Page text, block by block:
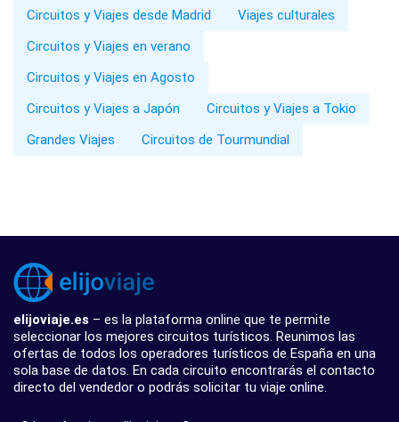
Circuitos y Viajes desde Madrid
Viajes culturales
Circuitos y Viajes en verano
Circuitos y Viajes en Agosto
Circuitos y Viajes a Japón
Circuitos y Viajes a Tokio
Grandes Viajes
Circuitos de Tourmundial
elijoviaje.es – es la plataforma online que te permite
seleccionar los mejores circuitos turísticos. Reunimos las
ofertas de todos los operadores turísticos de España en una
sola base de datos. En cada circuito encontrarás el contacto
directo del vendedor o podrás solicitar tu viaje online.